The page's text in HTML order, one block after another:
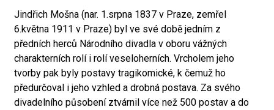
Jindřich Mošna (nar. 1.srpna 1837 v Praze, zemřel
6.května 1911 v Praze) byl ve své době jedním z
předních herců Národního divadla v oboru vážných
charakterních rolí i rolí veseloherních. Vrcholem jeho
tvorby pak byly postavy tragikomické, k čemuž ho
předurčoval i jeho vzhled a drobná postava. Za svého
divadelního působení ztvárnil více než 500 postav a do